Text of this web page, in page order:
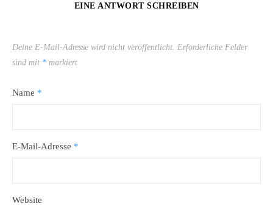
EINE ANTWORT SCHREIBEN
Deine E-Mail-Adresse wird nicht veröffentlicht. Erforderliche Felder
sind mit * markiert
Name *
E-Mail-Adresse *
Website